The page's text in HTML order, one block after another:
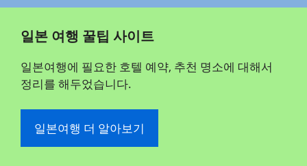
일본 여행 꿀팁 사이트
일본여행에 필요한 호텔 예약, 추천 명소에 대해서
정리를 해두었습니다.
일본여행 더 알아보기